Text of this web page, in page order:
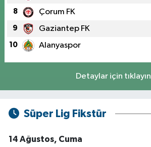
8 Çorum FK
9 Gaziantep FK
10 Alanyaspor
Detaylar için tıklayın
Süper Lig Fikstür
14 Ağustos, Cuma